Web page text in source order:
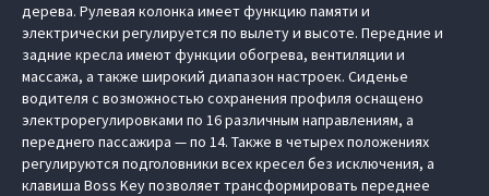
дерева. Рулевая колонка имеет функцию памяти и
электрически регулируется по вылету и высоте. Передние и
задние кресла имеют функции обогрева, вентиляции и
массажа, а также широкий диапазон настроек. Сиденье
водителя с возможностью сохранения профиля оснащено
электрорегулировками по 16 различным направлениям, а
переднего пассажира — по 14. Также в четырех положениях
регулируются подголовники всех кресел без исключения, а
клавиша Boss Key позволяет трансформировать переднее